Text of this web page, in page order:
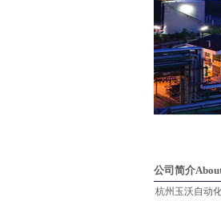
公司简介
杭州玉沃自动